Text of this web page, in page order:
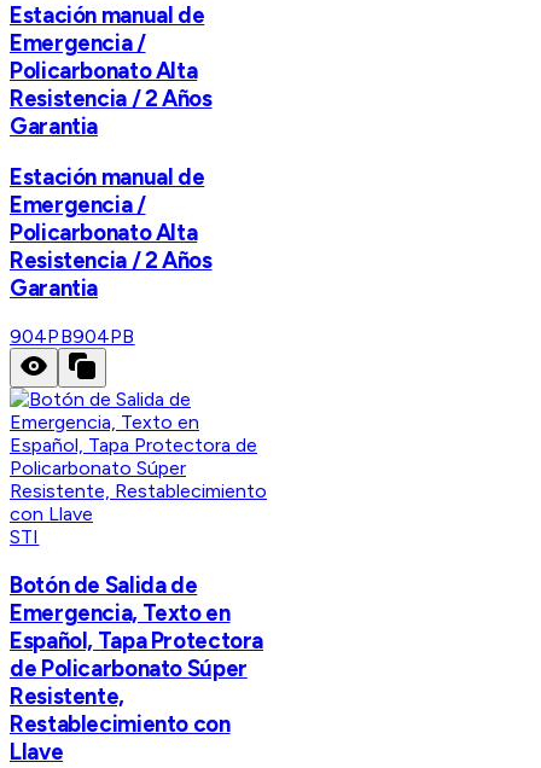
Estación manual de
Emergencia /
Policarbonato Alta
Resistencia / 2 Años
Garantia
Estación manual de
Emergencia /
Policarbonato Alta
Resistencia / 2 Años
Garantia
904PB904PB
STI
Botón de Salida de
Emergencia, Texto en
Español, Tapa Protectora
de Policarbonato Súper
Resistente,
Restablecimiento con
Llave